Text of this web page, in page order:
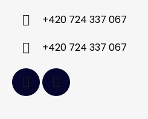
+420 724 337 067
+420 724 337 067